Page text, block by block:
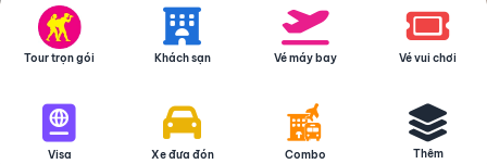
Tour trọn gói Khách sạn Vé máy bay Vé vui chơi
Visa Xe đưa đón Combo Thêm